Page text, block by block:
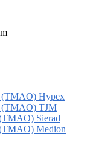
(TMAO) Hypex
(TMAO) TJM
Sierad
Medion